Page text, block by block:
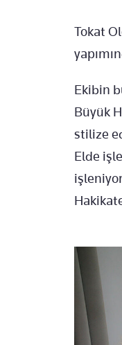
Tokat
Ekibin
Büyük
stilize
Elde